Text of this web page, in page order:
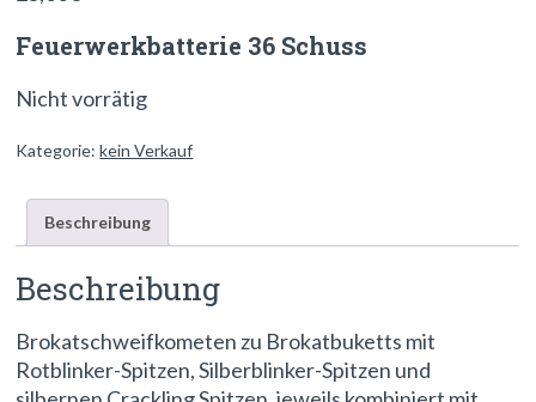
Feuerwerkbatterie 36 Schuss
Nicht vorrätig
Kategorie:kein Verkauf
Beschreibung
Beschreibung
Brokatschweifkometen zu Brokatbuketts mit
Rotblinker-Spitzen, Silberblinker-Spitzen und